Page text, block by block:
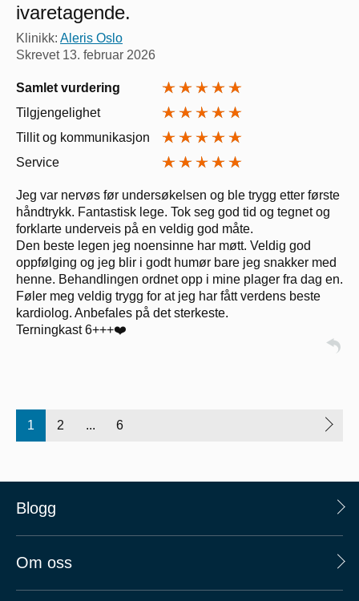
ivaretagende.
Klinikk: Aleris Oslo
Skrevet 13. februar 2026
Samlet vurdering
Tilgjengelighet
Tillit og kommunikasjon
Service
Jeg var nervøs før undersøkelsen og ble trygg etter første
håndtrykk. Fantastisk lege. Tok seg god tid og tegnet og
forklarte underveis på en veldig god måte.
Den beste legen jeg noensinne har møtt. Veldig god
oppfølging og jeg blir i godt humør bare jeg snakker med
henne. Behandlingen ordnet opp i mine plager fra dag en.
Føler meg veldig trygg for at jeg har fått verdens beste
kardiolog. Anbefales på det sterkeste.
Terningkast 6+++❤️
1 2 ... 6
Blogg
Om oss